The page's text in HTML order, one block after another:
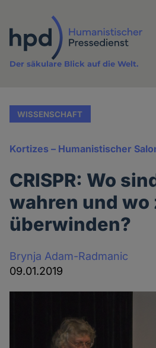
Inhalt
Der säkulare Blick auf die Welt.
WISSENSCHAFT
Kortizes – Humanistischer
CRISPR: Wo
wahren und wo
überwinden?
Brynja Adam-Radmanic
09.01.2019